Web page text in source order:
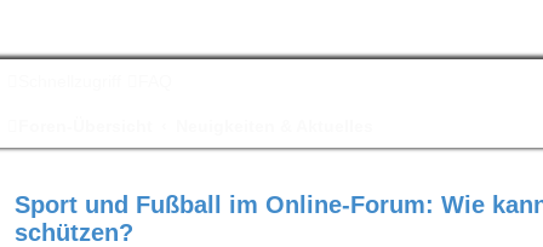
Sport und Fußball im Online-Forum: Wie
schützen?